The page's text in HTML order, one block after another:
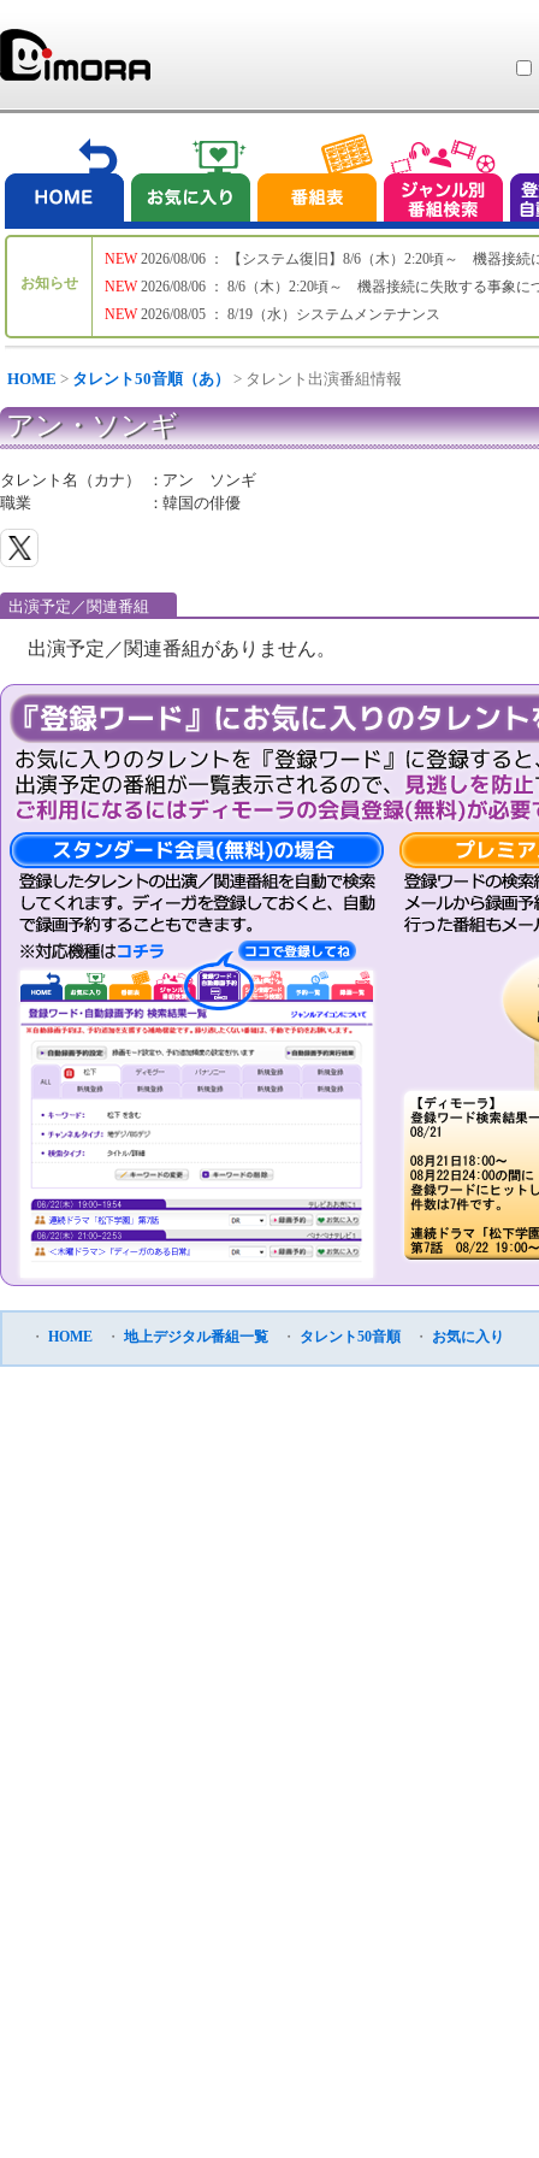
お知らせ
NEW
NEW
NEW
2026/08/06 ： 【システム復旧】8/6（木）2:20頃～ 機器接続
2026/08/06 ： 8/6（木）2:20頃～ 機器接続に失敗する事象に
2026/08/05 ： 8/19（水）システムメンテナンス
HOME > タレント50音順（あ） > タレント出演番組情報
アン・ソンギ
タレント名（カナ） ： アン ソンギ
職業
：韓国の俳優
出演予定／関連番組
出演予定／関連番組がありません。
・ HOME ・ 地上デジタル番組一覧 ・ タレント50音順 ・ お気に入り